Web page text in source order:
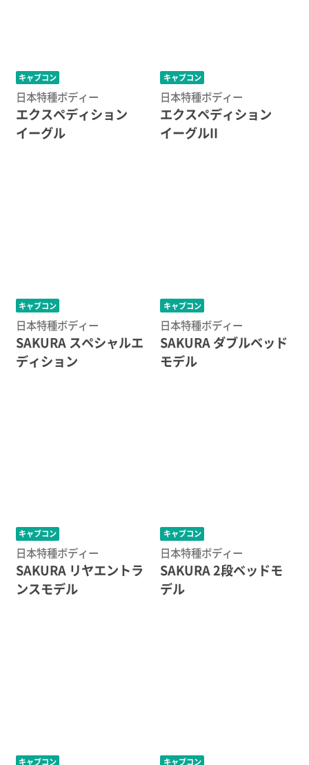
キャブコン
日本特種ボディー
エクスペディション
イーグル
キャブコン
日本特種ボディー
エクスペディション
イーグルII
キャブコン
日本特種ボディー
SAKURA スペシャルエ
ディション
キャブコン
日本特種ボディー
SAKURA ダブルベッド
モデル
キャブコン
日本特種ボディー
SAKURA リヤエントラ
ンスモデル
キャブコン
日本特種ボディー
SAKURA 2段ベッドモ
デル
キャブコン キャブコン